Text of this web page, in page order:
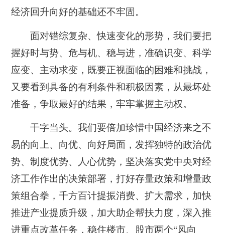
经济回升向好的基础还不牢固。
面对错综复杂、快速变化的形势，我们要把
握好时与势、危与机、稳与进，准确识变、科学
应变、主动求变，既要正视面临的困难和挑战，
又要看到具备的有利条件和积极因素，从最坏处
准备，争取最好的结果，牢牢掌握主动权。
干字当头。我们要倍加珍惜中国经济来之不
易的向上、向优、向好局面，发挥独特的政治优
势、制度优势、人心优势，坚决落实党中央对经
济工作作出的决策部署，打好存量政策和增量政
策组合拳，千方百计提振消费、扩大需求，加快
推进产业提质升级，加大助企帮扶力度，深入推
进重点改革任务，稳住楼市、股市两个“风向